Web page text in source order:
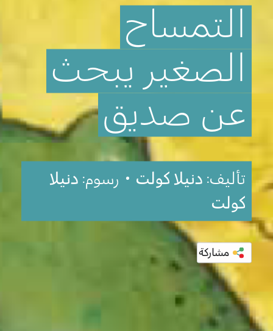
التمساح
الصغير يبحث
عن صديق
تأليف: دنيلا كولت • رسوم: دنيلا
كولت
مشاركة